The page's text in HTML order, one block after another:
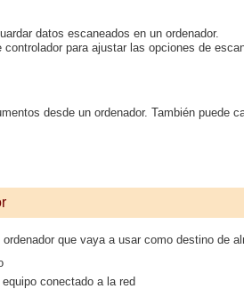
datos escaneados en un ordenador.
para ajustar las opciones de
desde un ordenador. También puede
que vaya a usar como destino de
conectado a la red